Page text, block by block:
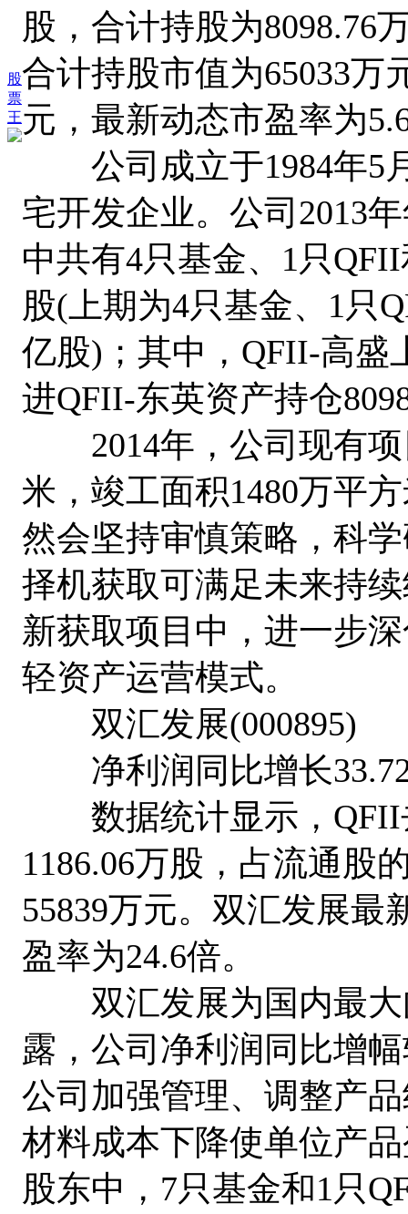
股
票
王
股，合计持股为8098.76
合计持股市值为65033万
元，最新动态市盈率为
公司成立于1984年5
宅开发企业。公司2013
中共有4只基金、1只
股(上期为4只基金、1只
亿股)；其中，QFII-高盛
进QFII-东英资产持仓
2014年，公司现有项
米，竣工面积1480万平
然会坚持审慎策略，科
择机获取可满足未来持
新获取项目中，进一步
轻资产运营模式。
双汇发展(000895)
净利润同比增长
数据统计显示，QFII
1186.06万股，占流通股
55839万元。双汇发展最
盈率为24.6倍。
双汇发展为国内最大
露，公司净利润同比增
公司加强管理、调整产
材料成本下降使单位产
股东中，7只基金和1只